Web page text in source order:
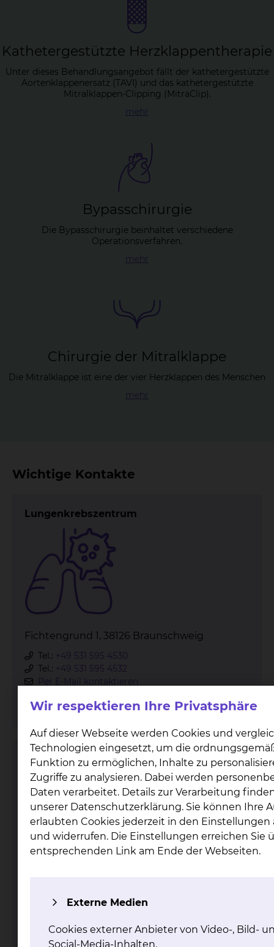
Ka­the­ter­ge­stütz­te Herz­klap­pen­the­ra­pie
Unter dieses Behandlungsangebot fällt der kathetergestützte
Aortenklappenersatz (TAVI) und das kathetergestützte
Mitralklappen-Clipping (MitraClip).
mehr
By­pass­chir­ur­gie
Die Bypasschirurgie beinhaltet verschiedene
Operationsverfahren.
mehr
Chir­ur­gie der Mitral­klap­pe
Die Mitralklappe ist eine der vier Herzklappen des Menschen
mehr
Wichtige Kontakte
Lungenkrebszentrum
Fichtengrund 1, 38126 Braunschweig
Tel.: +49 531 595 4530
Tel.: +49 531 595 4532
Per E-Mail kontaktieren
mehr
Zertifiziertes Shunt-Referenzzentrum
Tel.:+49 531 595 2381
Wir respektieren Ihre Privatsphäre
Auf dieser Webseite werden Cookies und
Technologien eingesetzt, um die
Funktion zu ermöglichen, Inhalte zu
Zugriffe zu analysieren. Dabei werden
Daten verarbeitet. Details zur Verarbeitung
unserer Datenschutzerklärung. Sie können Ihre
erlaubten Cookies jederzeit in den Einstellungen
und widerrufen. Die Einstellungen erreichen Sie
entsprechenden Link am Ende der Webseiten.
Externe Medien
Cookies externer Anbieter von Video-, Bild-
Social-Media-Inhalten.